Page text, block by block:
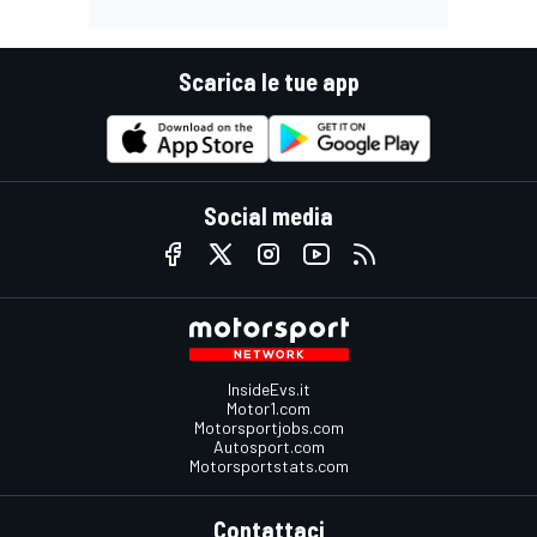
Scarica le tue app
Social media
InsideEvs.it
Motor1.com
Motorsportjobs.com
Autosport.com
Motorsportstats.com
Contattaci